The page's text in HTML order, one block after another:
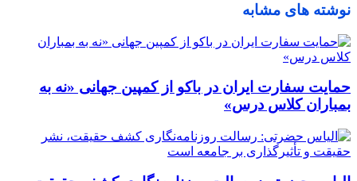
نوشته های مشابه
حمایت سفارت ایران در باکو از کمپین جهانی «نه به
بمباران کلاس درس»